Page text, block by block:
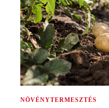
NÖVÉNYTERMESZTÉS